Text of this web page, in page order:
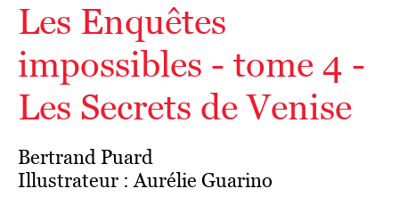
Les Enquêtes
impossibles - tome 4 -
Les Secrets de Venise
Bertrand Puard
Illustrateur :Aurélie Guarino